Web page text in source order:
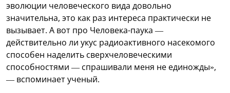
эволюции человеческого вида довольно
значительна, это как раз интереса практически не
вызывает. А вот про Человека-паука —
действительно ли укус радиоактивного насекомого
способен наделить сверхчеловеческими
способностями — спрашивали меня не единожды»,
— вспоминает ученый.